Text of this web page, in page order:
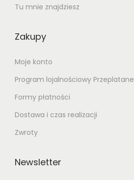
Tu mnie znajdziesz
Zakupy
Moje konto
Program lojalnościowy Przeplatane
Formy płatności
Dostawa i czas realizacji
Zwroty
Newsletter